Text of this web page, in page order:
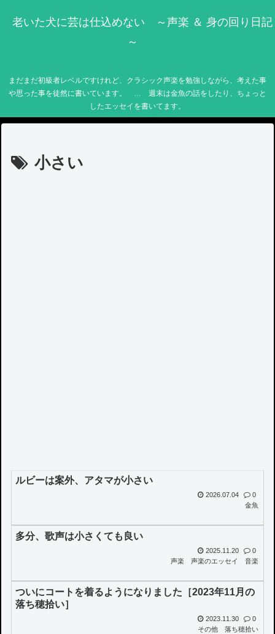
老いた犬に芸は仕込めない ～声楽 ＆ 身の回り日記
～
まだまだ初級者レベルですけれど、クラシック声楽を勉強しながら、考えた事
や思った事を徒然に書いています。 … 週末は金魚の話をしたり、ちょっと
したエッセイを書いてます。
小さい
ルビーは案外、アタマが小さい
2026.07.04
0
金魚
多分、歌声は小さくても良い
2025.11.20
0
声楽
声楽のエッセイ 音楽
ついにコートを着るようになりました［2023年11月の
落ち穂拾い］
2023.11.30
0
その他
落ち穂拾い